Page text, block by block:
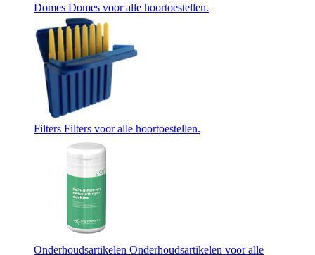
Domes Domes voor alle hoortoestellen.
Filters Filters voor alle hoortoestellen.
Onderhoudsartikelen Onderhoudsartikelen voor alle